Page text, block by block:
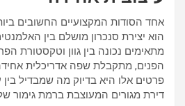
אחד הסודות המקצועיים החשובים
הוא יצירת סנכרון מושלם בין
מתאימים נכונה בין גוון וטקסטורת
הפנים, מתקבלת שפה אדריכלית
פרטים אלו היא בדיוק מה שמבדיל בין
דירת מגורים המעוצבת ברמת גימור